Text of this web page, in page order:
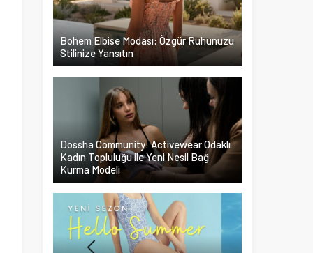
Bohem Elbise Modası: Özgür Ruhunuzu
Stilinize Yansıtın
Dossha Community: Activewear Odaklı
Kadın Topluluğu ile Yeni Nesil Bağ
Kurma Modeli